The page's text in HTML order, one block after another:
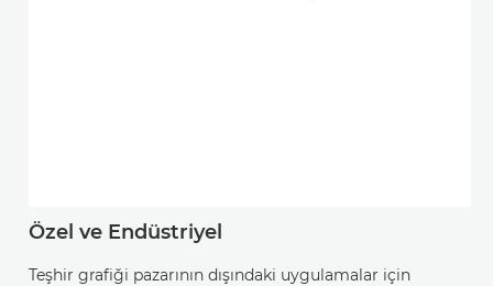
Özel ve Endüstriyel
Teşhir grafiği pazarının dışındaki uygulamalar için